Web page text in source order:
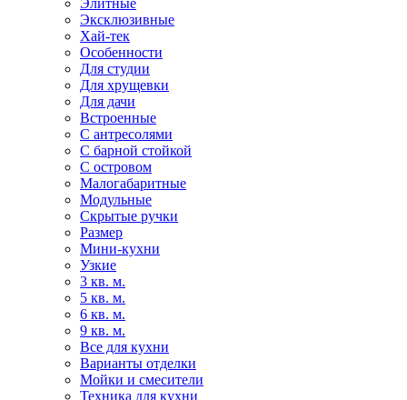
Элитные
Эксклюзивные
Хай-тек
Особенности
Для студии
Для хрущевки
Для дачи
Встроенные
С антресолями
С барной стойкой
С островом
Малогабаритные
Модульные
Скрытые ручки
Размер
Мини-кухни
Узкие
3 кв. м.
5 кв. м.
6 кв. м.
9 кв. м.
Все для кухни
Варианты отделки
Мойки и смесители
Техника для кухни